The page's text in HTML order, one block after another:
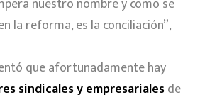
la reforma, es la conciliación”,
que afortunadamente hay
sindicales y empresarialesde